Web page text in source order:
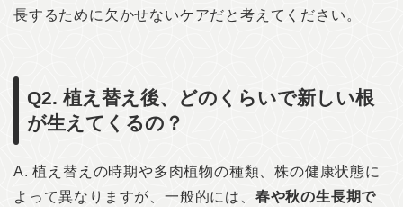
長するために欠かせないケアだと考えてください。
Q2. 植え替え後、どのくらいで新しい根
が生えてくるの？
A. 植え替えの時期や多肉植物の種類、株の健康状態に
よって異なりますが、一般的には、 春や秋の生長期で